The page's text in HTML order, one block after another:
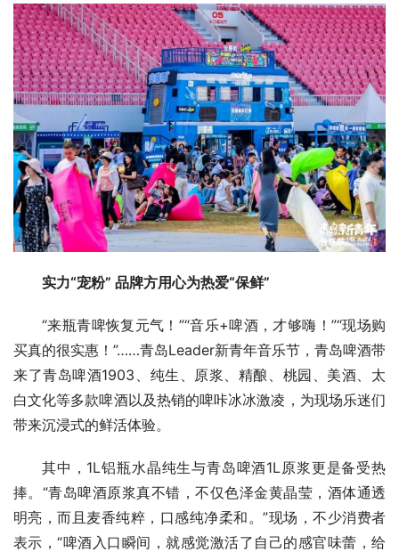
实力“宠粉” 品牌方用心为热爱“保鲜”
“来瓶青啤恢复元气！”“音乐+啤酒，才够嗨！”“现场购
买真的很实惠！”……青岛Leader新青年音乐节，青岛啤酒带
来了青岛啤酒1903、纯生、原浆、精酿、桃园、美酒、太
白文化等多款啤酒以及热销的啤咔冰冰激凌，为现场乐迷们
带来沉浸式的鲜活体验。
其中，1L铝瓶水晶纯生与青岛啤酒1L原浆更是备受热
捧。“青岛啤酒原浆真不错，不仅色泽金黄晶莹，酒体通透
明亮，而且麦香纯粹，口感纯净柔和。”现场，不少消费者
表示，“啤酒入口瞬间，就感觉激活了自己的感官味蕾，给